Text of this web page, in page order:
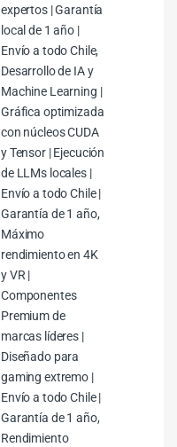
expertos | Garantía
local de 1 año |
Envío a todo Chile,
Desarrollo de IA y
Machine Learning |
Gráfica optimizada
con núcleos CUDA
y Tensor | Ejecución
de LLMs locales |
Envío a todo Chile |
Garantía de 1 año,
Máximo
rendimiento en 4K
y VR |
Componentes
Premium de
marcas líderes |
Diseñado para
gaming extremo |
Envío a todo Chile |
Garantía de 1 año,
Rendimiento